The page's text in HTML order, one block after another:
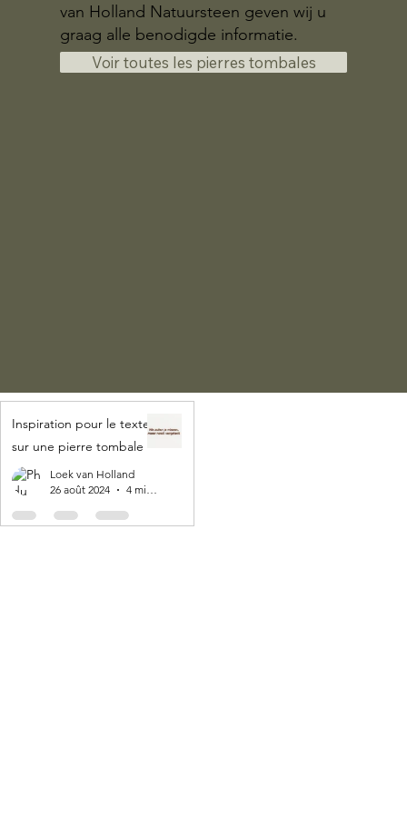
van Holland Natuursteen geven wij u
graag alle benodigde informatie.
Voir toutes les pierres tombales
Inspiration pour le texte
sur une pierre tombale
Loek van Holland
26 août 2024
4 min de lecture